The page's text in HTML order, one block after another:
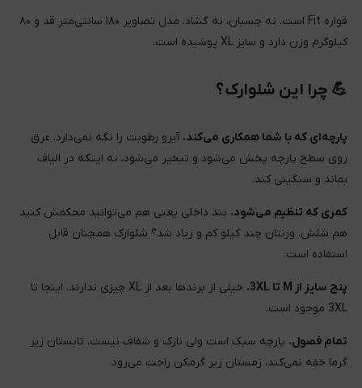
قواره Fit است. نه چسبان، نه گشاد. مدل تصاویر ۱۸۰ سانتی‌متر قد و ۸۰
کیلوگرم وزن دارد و سایز XL پوشیده است.
💪 چرا این شلوارک؟
پارچه‌ای که با شما همکاری می‌کند. آیرو رطوبت را نگه نمی‌دارد. عرق
روی سطح پارچه پخش می‌شود و تبخیر می‌شود، نه اینکه در الیاف
بماند و سنگینی کند.
کمری که تنظیم می‌شود. بند داخلی یعنی هم می‌توانید محکمش کنید
هم شلش. وزنتان چند کیلو کم و زیاد شد؟ شلوارک همچنان قابل
استفاده است.
پنج سایز از M تا 3XL.
خیلی از برندها بعد از XL چیزی ندارند. اینجا تا
3XL موجود است.
تمام فصول. پارچه سبک است ولی نازک و شفاف نیست. تابستان زیر
گرما خفه نمی‌کند، زمستان زیر گرمکن راحت می‌رود.